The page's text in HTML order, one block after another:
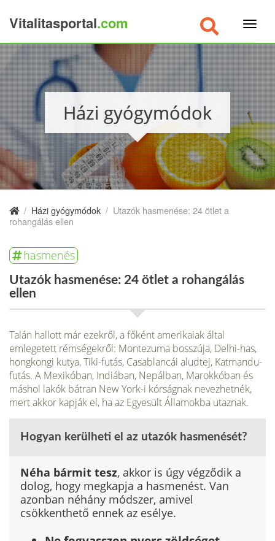
Vitalitasportal.com
Házi gyógymódok
/ Házi gyógymódok / Utazók hasmenése: 24 ötlet a
rohangálás ellen
hasmenés
Utazók hasmenése: 24 ötlet a rohangálás
ellen
Talán hallott már ezekről, a főként amerikaiak által
emlegetett rémségek­ről: Montezuma bosszúja, Delhi-has,
hongkongi kutya, Tiki-futás, Casablancái aludtej, Katmandu-
futás. A Mexikóban, Indiában, Nepálban, Marokkóban és
máshol lakók bátran New York-i kórságnak nevezhetnék,
mert akkor kapják el, ha az Egyesült Államokba utaznak.
Hogyan kerülheti el az utazók hasmenését?
Néha bármit tesz, akkor is úgy végződik a
dolog, hogy megkapja a hasmenést. Van
azonban néhány módszer, amivel
csökkenthető ennek az esélye.
×